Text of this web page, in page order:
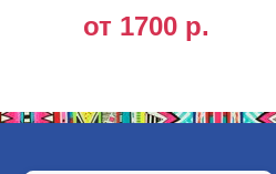
от 1700 р.